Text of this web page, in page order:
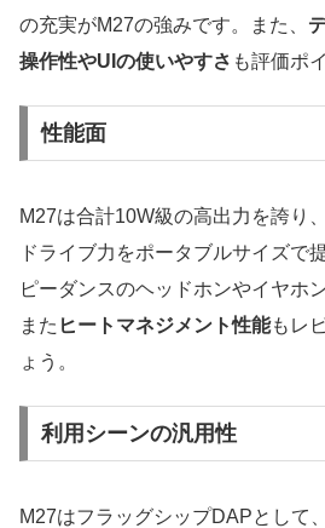
の充実がM27の強みです。また、
操作性やUIの使いやすさ も評価ポ
性能面
M27は合計10W級の高出力を誇り
ドライブ力をポータブルサイズで
ピーダンスのヘッドホンやイヤホ
また ヒートマネジメント性能もレ
ょう。
利用シーンの汎用性
M27はフラッグシップDAPとして